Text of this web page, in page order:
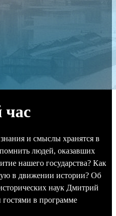
час
и смыслы хранятся в
людей, оказавших
нашего государства? Как
в движении истории? Об
наук Дмитрий
в программе